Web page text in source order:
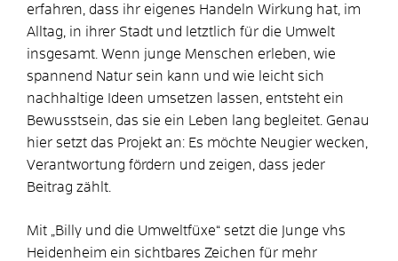
erfahren, dass ihr eigenes Handeln Wirkung hat, im
Alltag, in ihrer Stadt und letztlich für die Umwelt
insgesamt. Wenn junge Menschen erleben, wie
spannend Natur sein kann und wie leicht sich
nachhaltige Ideen umsetzen lassen, entsteht ein
Bewusstsein, das sie ein Leben lang begleitet. Genau
hier setzt das Projekt an: Es möchte Neugier wecken,
Verantwortung fördern und zeigen, dass jeder
Beitrag zählt.
Mit „Billy und die Umweltfüxe“ setzt die Junge vhs
Heidenheim ein sichtbares Zeichen für mehr